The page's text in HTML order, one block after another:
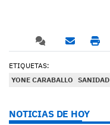
ETIQUETAS:
YONE CARABALLO SANIDAD
NOTICIAS DE HOY